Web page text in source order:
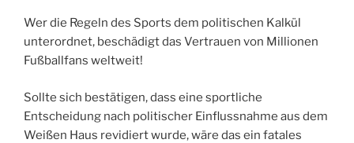
Wer die Regeln des Sports dem politischen Kalkül
unterordnet, beschädigt das Vertrauen von Millionen
Fußballfans weltweit!
Sollte sich bestätigen, dass eine sportliche
Entscheidung nach politischer Einflussnahme aus dem
Weißen Haus revidiert wurde, wäre das ein fatales